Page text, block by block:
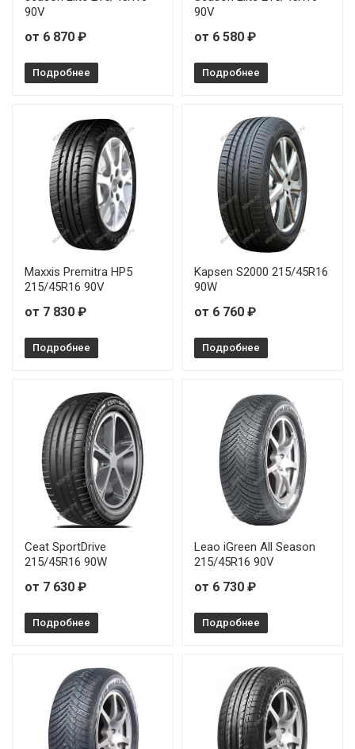
Sonix XSPORT S8 215/35R19 85Y
Sonix XSPORT S8 215/45R17 91W
Sonix XSPORT S8 225/35R20 93Y
Sonix XSPORT S8 225/55R17 101W
Sonix XSPORT S8 225/55R18 102W
Sonix XSPORT S8 225/55R19 103W
Sonix XSPORT S8 245/35R20 95Y
Sonix XSPORT S8 245/40R19 98W
Sonix XSPORT S8 245/50R18 104W
Sonix XSPORT S8 255/40R18 99W
Sonix XSPORT S8 265/45R20 108W
Sonix XSPORT S8 275/30R20 97Y
Sonix XSPORT S8 275/30R21 98Y
90V
от 6 870 ₽
Подробнее
90V
от 6 580 ₽
Подробнее
Maxxis Premitra HP5
215/45R16 90V
от 7 830 ₽
Подробнее
Kapsen S2000 215/45R16
90W
от 6 760 ₽
Подробнее
Ceat SportDrive
215/45R16 90W
от 7 630 ₽
Подробнее
Leao iGreen All Season
215/45R16 90V
от 6 730 ₽
Подробнее